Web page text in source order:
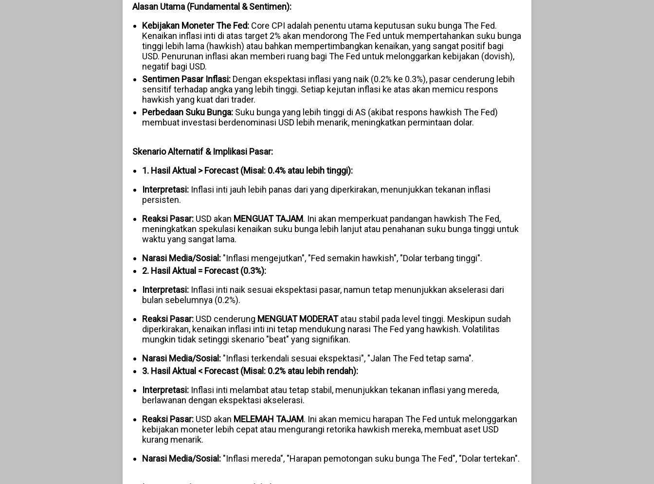
Alasan Utama (Fundamental & Sentimen):
Kebijakan Moneter The Fed:Core CPI adalah penentu utama keputusan suku bunga The Fed.
Kenaikan inflasi inti di atas target 2% akan mendorong The Fed untuk mempertahankan suku bunga
tinggi lebih lama (hawkish) atau bahkan mempertimbangkan kenaikan, yang sangat positif bagi
USD. Penurunan inflasi akan memberi ruang bagi The Fed untuk melonggarkan kebijakan (dovish),
negatif bagi USD.
Sentimen Pasar Inflasi:Dengan ekspektasi inflasi yang naik (0.2% ke 0.3%), pasar cenderung lebih
sensitif terhadap angka yang lebih tinggi. Setiap kejutan inflasi ke atas akan memicu respons
hawkish yang kuat dari trader.
Perbedaan Suku Bunga:Suku bunga yang lebih tinggi di AS (akibat respons hawkish The Fed)
membuat investasi berdenominasi USD lebih menarik, meningkatkan permintaan dolar.
Skenario Alternatif & Implikasi Pasar:
1. Hasil Aktual > Forecast (Misal: 0.4% atau lebih tinggi):
Interpretasi:Inflasi inti jauh lebih panas dari yang diperkirakan, menunjukkan tekanan inflasi
persisten.
Reaksi Pasar:USD akan MENGUAT TAJAM. Ini akan memperkuat pandangan hawkish The Fed,
meningkatkan spekulasi kenaikan suku bunga lebih lanjut atau penahanan suku bunga tinggi untuk
waktu yang sangat lama.
Narasi Media/Sosial:"Inflasi mengejutkan", "Fed semakin hawkish", "Dolar terbang tinggi".
2. Hasil Aktual = Forecast (0.3%):
Interpretasi:Inflasi inti naik sesuai ekspektasi pasar, namun tetap menunjukkan akselerasi dari
bulan sebelumnya (0.2%).
Reaksi Pasar:USD cenderung MENGUAT MODERATatau stabil pada level tinggi. Meskipun sudah
diperkirakan, kenaikan inflasi inti ini tetap mendukung narasi The Fed yang hawkish. Volatilitas
mungkin tidak setinggi skenario "beat" yang signifikan.
Narasi Media/Sosial:"Inflasi terkendali sesuai ekspektasi", "Jalan The Fed tetap sama".
3. Hasil Aktual < Forecast (Misal: 0.2% atau lebih rendah):
Interpretasi:Inflasi inti melambat atau tetap stabil, menunjukkan tekanan inflasi yang mereda,
berlawanan dengan ekspektasi akselerasi.
Reaksi Pasar:USD akan MELEMAH TAJAM. Ini akan memicu harapan The Fed untuk melonggarkan
kebijakan moneter lebih cepat atau mengurangi retorika hawkish mereka, membuat aset USD
kurang menarik.
Narasi Media/Sosial:"Inflasi mereda", "Harapan pemotongan suku bunga The Fed", "Dolar tertekan".